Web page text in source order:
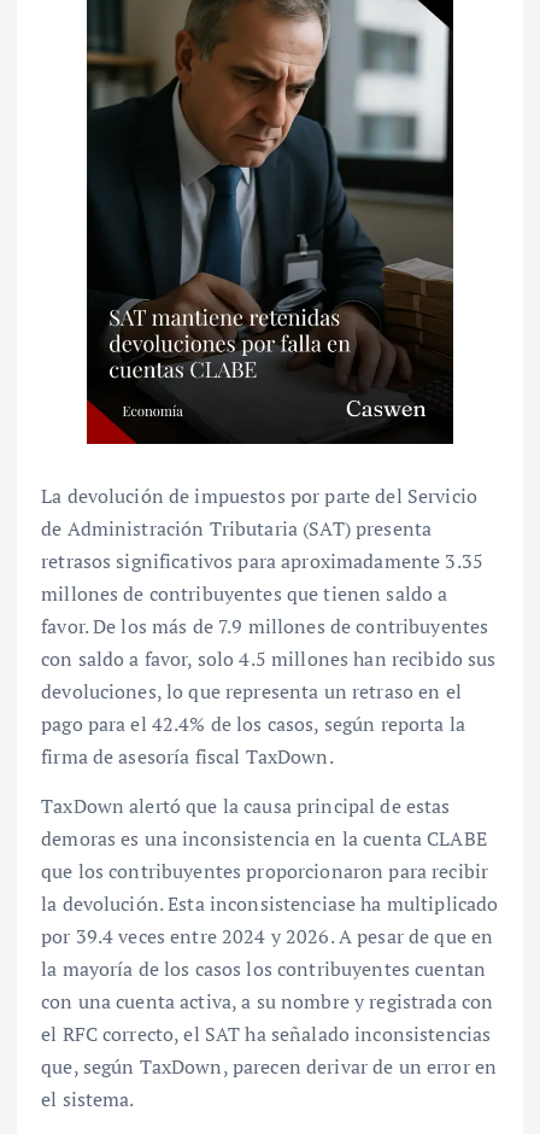
La devolución de impuestos por parte del Servicio
de Administración Tributaria (SAT) presenta
retrasos significativos para aproximadamente 3.35
millones de contribuyentes que tienen saldo a
favor. De los más de 7.9 millones de contribuyentes
con saldo a favor, solo 4.5 millones han recibido sus
devoluciones, lo que representa un retraso en el
pago para el 42.4% de los casos, según reporta la
firma de asesoría fiscal TaxDown.
TaxDown alertó que la causa principal de estas
demoras es una inconsistencia en la cuenta CLABE
que los contribuyentes proporcionaron para recibir
la devolución. Esta inconsistenciase ha multiplicado
por 39.4 veces entre 2024 y 2026. A pesar de que en
la mayoría de los casos los contribuyentes cuentan
con una cuenta activa, a su nombre y registrada con
el RFC correcto, el SAT ha señalado inconsistencias
que, según TaxDown, parecen derivar de un error en
el sistema.